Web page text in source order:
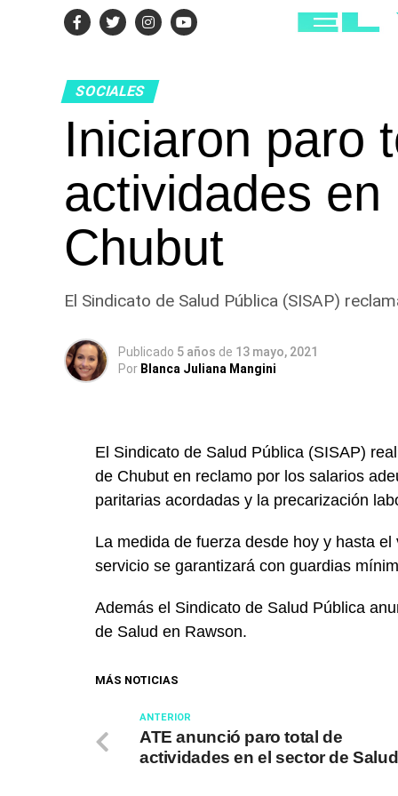
SOCIALES
Iniciaron paro
actividades
Chubut
El Sindicato de Salud Pública (SISAP)
Publicado 5 años de 13 mayo, 2021
Por Blanca Juliana Mangini
El Sindicato de Salud Pública (SISAP)
de Chubut en reclamo por los salarios
paritarias acordadas y la precarización
La medida de fuerza desde hoy y hasta
servicio se garantizará con guardias
Además el Sindicato de Salud Pública
de Salud en Rawson.
MÁS NOTICIAS
ANTERIOR
ATE anunció paro total de
actividades en el sector de Salud